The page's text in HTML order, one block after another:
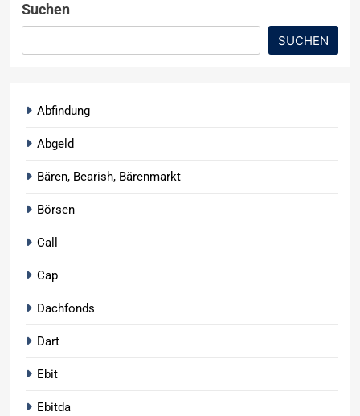
Suchen
SUCHEN
Abfindung
Abgeld
Bären, Bearish, Bärenmarkt
Börsen
Call
Cap
Dachfonds
Dart
Ebit
Ebitda